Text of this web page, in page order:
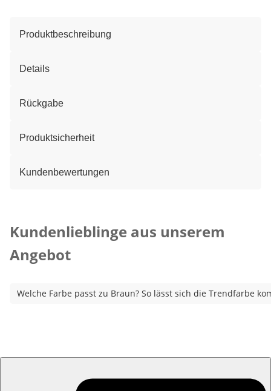
Produktbeschreibung
Details
Rückgabe
Produktsicherheit
Kundenbewertungen
Kundenlieblinge aus unserem
Angebot
Welche Farbe passt zu Braun? So lässt sich die Trendfarbe